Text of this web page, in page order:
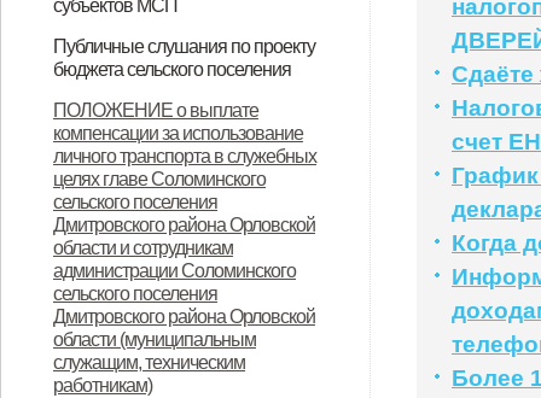
субъектов МСП
НПА
Вопрос-ответ
Имущество для бизнеса
Материалы корпорации
Коллегиальный орган
Публичные слушания по проекту
бюджета сельского поселения
ИТОГОВЫЙ ДОКУМЕНТ
публичных слушаний по проекту
муниципального правового акта
«О бюджете Соломинского
сельского поселения
Дмитровского района Орловской
области на 2021 год и плановый
период 2022-2023 годов»
ПОЛОЖЕНИЕ о выплате
компенсации за использование
личного транспорта в служебных
целях главе Соломинского
сельского поселения
Дмитровского района Орловской
области и сотрудникам
администрации Соломинского
сельского поселения
Дмитровского района Орловской
области (муниципальным
служащим, техническим
работникам)
Сдаёте
счет
Когда
Более